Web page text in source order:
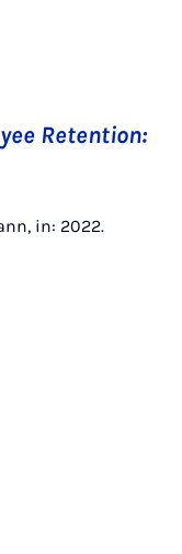
Retention:
in: 2022.